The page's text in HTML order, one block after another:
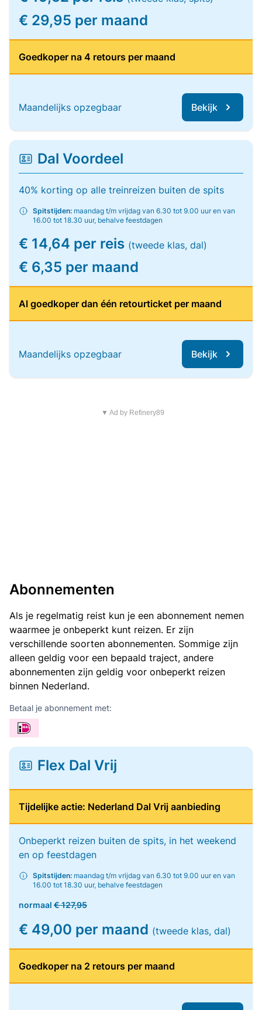
€ 29,95 per maand
Goedkoper na 4 retours per maand
Maandelijks opzegbaar Bekijk
Dal Voordeel
40% korting op alle treinreizen buiten de spits
Spitstijden: maandag t/m vrijdag van 6.30 tot 9.00 uur en van
16.00 tot 18.30 uur, behalve feestdagen
€ 14,64 per reis (tweede klas, dal)
€ 6,35 per maand
Al goedkoper dan één retourticket per maand
Maandelijks opzegbaar Bekijk
▼ Ad by Refinery89
Abonnementen
Als je regelmatig reist kun je een abonnement nemen
waarmee je onbeperkt kunt reizen. Er zijn
verschillende soorten abonnementen. Sommige zijn
alleen geldig voor een bepaald traject, andere
abonnementen zijn geldig voor onbeperkt reizen
binnen Nederland.
Betaal je abonnement met:
Flex Dal Vrij
Tijdelijke actie: Nederland Dal Vrij aanbieding
Onbeperkt reizen buiten de spits, in het weekend
en op feestdagen
Spitstijden: maandag t/m vrijdag van 6.30 tot 9.00 uur en van
16.00 tot 18.30 uur, behalve feestdagen
normaal € 127,95
€ 49,00 per maand (tweede klas, dal)
Goedkoper na 2 retours per maand